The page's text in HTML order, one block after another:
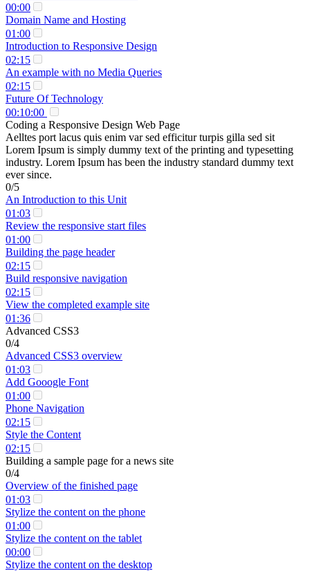
00:00
Domain Name and Hosting
01:00
Introduction to Responsive Design
02:15
An example with no Media Queries
02:15
Future Of Technology
00:10:00
Coding a Responsive Design Web Page
Aelltes port lacus quis enim var sed efficitur turpis gilla sed sit
Lorem Ipsum is simply dummy text of the printing and typesetting
industry. Lorem Ipsum has been the industry standard dummy text
ever since.
0/5
An Introduction to this Unit
01:03
Review the responsive start files
01:00
Building the page header
02:15
Build responsive navigation
02:15
View the completed example site
01:36
Advanced CSS3
0/4
Advanced CSS3 overview
01:03
Add Gooogle Font
01:00
Phone Navigation
02:15
Style the Content
02:15
Building a sample page for a news site
0/4
Overview of the finished page
01:03
Stylize the content on the phone
01:00
Stylize the content on the tablet
00:00
Stylize the content on the desktop